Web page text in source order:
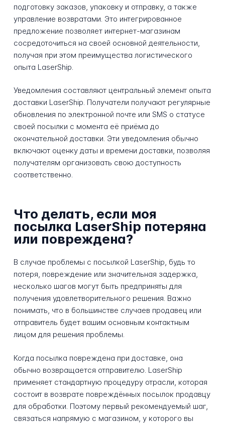
подготовку заказов, упаковку и отправку, а также
управление возвратами. Это интегрированное
предложение позволяет интернет-магазинам
сосредоточиться на своей основной деятельности,
получая при этом преимущества логистического
опыта LaserShip.
Уведомления составляют центральный элемент опыта
доставки LaserShip. Получатели получают регулярные
обновления по электронной почте или SMS о статусе
своей посылки с момента её приёма до
окончательной доставки. Эти уведомления обычно
включают оценку даты и времени доставки, позволяя
получателям организовать свою доступность
соответственно.
Что делать, если моя
посылка LaserShip потеряна
или повреждена?
В случае проблемы с посылкой LaserShip, будь то
потеря, повреждение или значительная задержка,
несколько шагов могут быть предприняты для
получения удовлетворительного решения. Важно
понимать, что в большинстве случаев продавец или
отправитель будет вашим основным контактным
лицом для решения проблемы.
Когда посылка повреждена при доставке, она
обычно возвращается отправителю. LaserShip
применяет стандартную процедуру отрасли, которая
состоит в возврате повреждённых посылок продавцу
для обработки. Поэтому первый рекомендуемый шаг,
связаться напрямую с магазином, у которого вы